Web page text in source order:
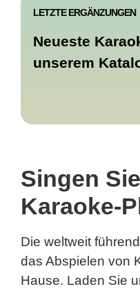
LETZTE ERGÄNZUNGEN
Neueste
unserem
Singen
Karaoke-
Die weltweit
das Abspielen von
Hause. Laden Sie